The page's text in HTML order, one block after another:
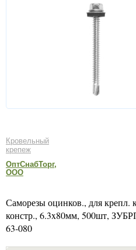
Кровельный
крепеж
ОптСнабТорг,
ООО
Саморезы оцинков., для крепл.
констр., 6.3x80мм, 500шт,
63-080